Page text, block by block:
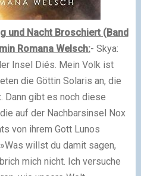
und Nacht Broschiert (Band
Romana Welsch:- Skya:
Insel Diés. Mein Volk ist
die Göttin Solaris an, die
Dann gibt es noch diese
auf der Nachbarsinsel Nox
von ihrem Gott Lunos
willst du damit sagen,
mich nicht. Ich versuche